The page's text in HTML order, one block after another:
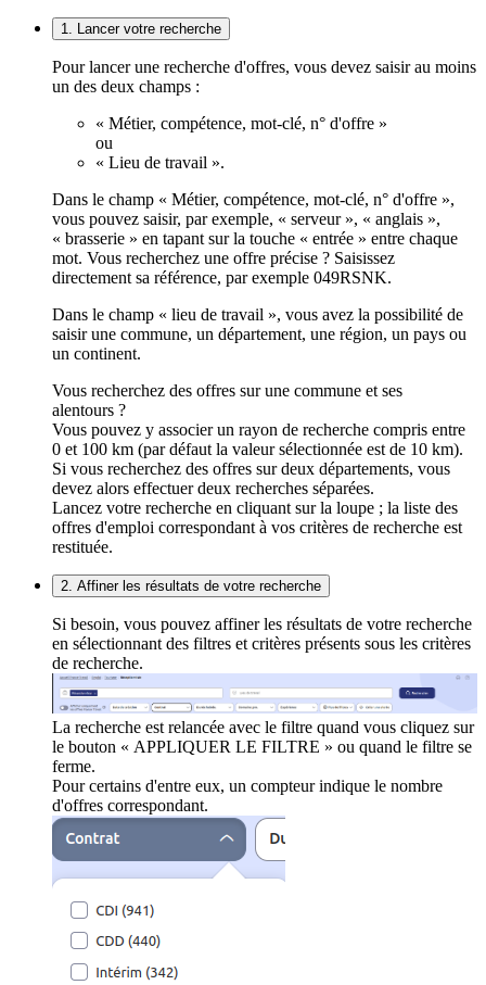
1. Lancer votre recherche
Pour lancer une recherche d'offres, vous devez saisir au moins
un des deux champs :
« Métier, compétence, mot-clé, n° d'offre »
ou
« Lieu de travail ».
Dans le champ « Métier, compétence, mot-clé, n° d'offre »,
vous pouvez saisir, par exemple, « serveur », « anglais »,
« brasserie » en tapant sur la touche « entrée » entre chaque
mot. Vous recherchez une offre précise ? Saisissez
directement sa référence, par exemple 049RSNK.
Dans le champ « lieu de travail », vous avez la possibilité de
saisir une commune, un département, une région, un pays ou
un continent.
Vous recherchez des offres sur une commune et ses
alentours ?
Vous pouvez y associer un rayon de recherche compris entre
0 et 100 km (par défaut la valeur sélectionnée est de 10 km).
Si vous recherchez des offres sur deux départements, vous
devez alors effectuer deux recherches séparées.
Lancez votre recherche en cliquant sur la loupe ; la liste des
offres d'emploi correspondant à vos critères de recherche est
restituée.
2. Affiner les résultats de votre recherche
Si besoin, vous pouvez affiner les résultats de votre recherche
en sélectionnant des filtres et critères présents sous les critères
de recherche.
La recherche est relancée avec le filtre quand vous cliquez sur
le bouton « APPLIQUER LE FILTRE » ou quand le filtre se
ferme.
Pour certains d'entre eux, un compteur indique le nombre
d'offres correspondant.